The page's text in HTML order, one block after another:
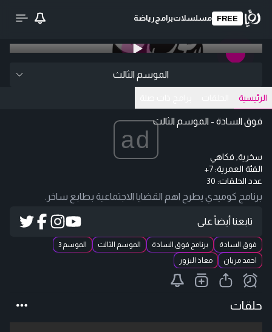
FREE مسلسلاتبرامج رياضة
الموسم الثالث
الرئيسية
فوق السادة - الموسم الثالث
ad
سخرية, فكاهي
الفئة العمرية:+7
عدد الحلقات: 30
برنامج كوميدي يطرح اهم القضايا الاجتماعية بطابع ساخر.
تابعنا أيضاً على
فوق السادة برنامج فوق السادة الموسم الثالت
الموسم 3
احمد مريان
معاذ البزور
حلقات